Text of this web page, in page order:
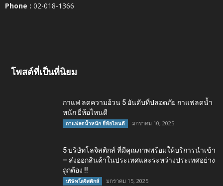
Phone : 02-018-1366
โพสต์ที่เป็นที่นิยม
กาแฟ ลดความอ้วน 5 อันดับที่ปลอดภัย กาแฟลดน้ำ
หนัก ยี่ห้อไหนดี
กาแฟลดน้ำหนัก ยี่ห้อไหนดี มกราคม 10, 2025
5 บริษัทโลจิสติกส์ ที่มีคุณภาพพร้อมให้บริการนำเข้า
– ส่งออกสินค้าในประเทศและระหว่างประเทศอย่าง
ถูกต้อง !!
บริษัทโลจิสติกส์ มกราคม 15, 2025